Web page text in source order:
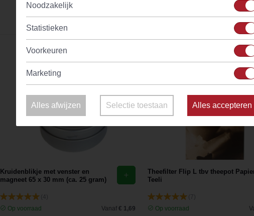
Kruidenblikje met venster en
magneet 65 x 30 mm (ca. 25 gram)
Op voorraad
Vanaf € 1,69
Theefilter Flip L tbv theepot
Teeli
Op voorraad
Noodzakelijk
Statistieken
Voorkeuren
Marketing
Alles afwijzen Selectie toestaan Alles accepteren